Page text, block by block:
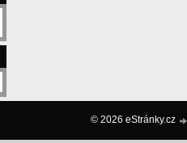
© 2026 eStránky.cz